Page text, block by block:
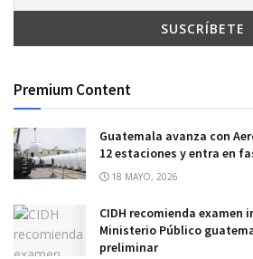
Premium Content
Guatemala avanza con
12 estaciones y entra en
18 MAYO, 2026
CIDH recomienda examen
Ministerio Público
preliminar